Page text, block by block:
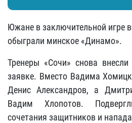
Южане в заключительной игре
обыграли минское «Динамо».
Тренеры «Сочи» снова
заявке. Вместо Вадима
Денис Александров, а
Вадим Хлопотов.
сочетания защитников и